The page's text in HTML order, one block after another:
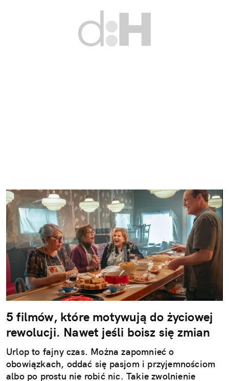
5 filmów, które motywują do życiowej
rewolucji. Nawet jeśli boisz się zmian
Urlop to fajny czas. Można zapomnieć o
obowiązkach, oddać się pasjom i przyjemnościom
albo po prostu nie robić nic. Takie zwolnienie